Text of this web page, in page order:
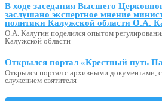
В ходе заседания Высшего
заслушано экспертное мнение
политики Калужской области О.А.
О.А. Калугин поделился опытом
Калужской области
Открылся портал «Крестный путь
Открылся портал с архивными документами,
служением святителя